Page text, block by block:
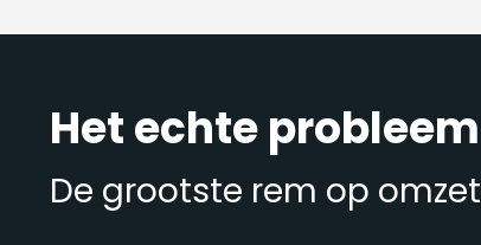
Het echte
De grootste rem op